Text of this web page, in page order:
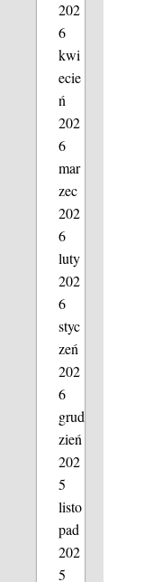
202
6
kwi
ecie
ń
202
6
mar
zec
202
6
luty
202
6
styc
zeń
202
6
grud
zień
202
5
listo
pad
202
5